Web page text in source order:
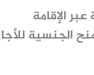
الجنسية